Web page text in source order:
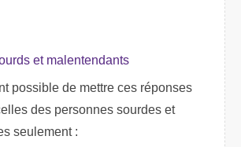
et malentendants
possible de mettre ces réponses
des personnes sourdes et
seulement :